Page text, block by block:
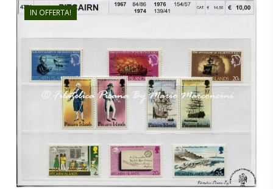
IN OFFERTA!
€10,00
€ 7,20